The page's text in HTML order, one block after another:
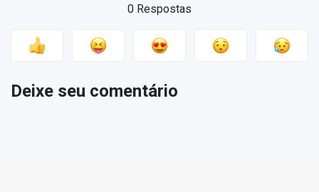
0 Respostas
Deixe seu comentário